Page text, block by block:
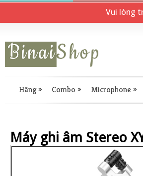
Vui lòng
Hãng» Combo » Microphone »
Máy ghi âm Stereo